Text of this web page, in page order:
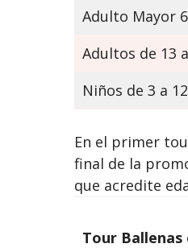
Adulto Mayor
Adultos de 13
Niños de 3 a
En el primer
final de la
que acredite
Tour